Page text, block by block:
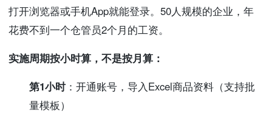
打开浏览器或手机App就能登录。50人规模的企业，年
花费不到一个仓管员2个月的工资。
实施周期按小时算，不是按月算：
第1小时：开通账号，导入Excel商品资料（支持批
量模板）